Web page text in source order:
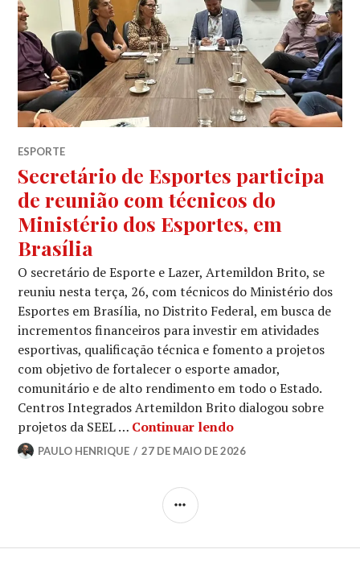
ESPORTE
Secretário de Esportes participa
de reunião com técnicos do
Ministério dos Esportes, em
Brasília
O secretário de Esporte e Lazer, Artemildon Brito, se
reuniu nesta terça, 26, com técnicos do Ministério dos
Esportes em Brasília, no Distrito Federal, em busca de
incrementos financeiros para investir em atividades
esportivas, qualificação técnica e fomento a projetos
com objetivo de fortalecer o esporte amador,
comunitário e de alto rendimento em todo o Estado.
Centros Integrados Artemildon Brito dialogou sobre
projetos da SEEL … Continuar lendo
PAULO HENRIQUE 27 DE MAIO DE 2026